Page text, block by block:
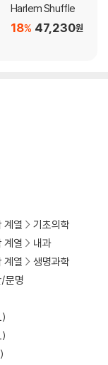
Harlem Shuffle
47,230원
18%
계열
기초의학
계열
내과
계열
생명과학
문명